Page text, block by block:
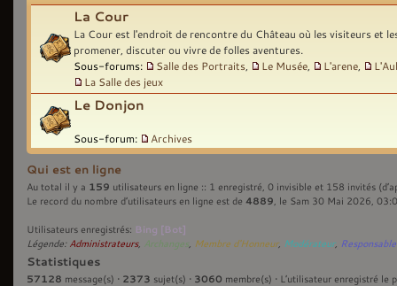
La Cour
La Cour est l'endroit de rencontre du Château où les visiteurs et
promener, discuter ou vivre de folles aventures.
Sous-forums:
Salle des Portraits Le Musée L'arene
La Salle des jeux
Le Donjon
Sous-forum: Archives
Qui est en ligne
Au total il y a 159 utilisateurs en ligne :: 1 enregistré, 0 invisible et 158 invités
Le record du nombre d’utilisateurs en ligne est de 4889 , le Sam 30 Mai 2026,
Utilisateurs enregistrés: Bing [Bot]
Légende: Administrateurs, Archanges Membre d'Honneur, Modérateur,
Statistiques
57128 message(s) • 2373 sujet(s) • 3060 membre(s) • L’utilisateur enregistré le